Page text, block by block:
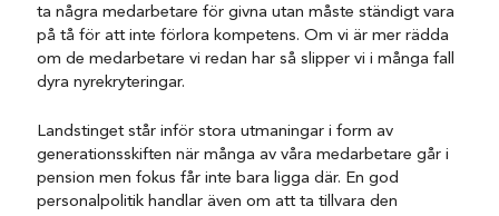
ta några medarbetare för givna utan måste ständigt vara
på tå för att inte förlora kompetens. Om vi är mer rädda
om de medarbetare vi redan har så slipper vi i många fall
dyra nyrekryteringar.
Landstinget står inför stora utmaningar i form av
generationsskiften när många av våra medarbetare går i
pension men fokus får inte bara ligga där. En god
personalpolitik handlar även om att ta tillvara den